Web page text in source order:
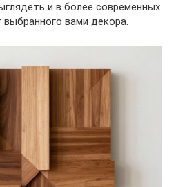
и в более современных
вами декора.